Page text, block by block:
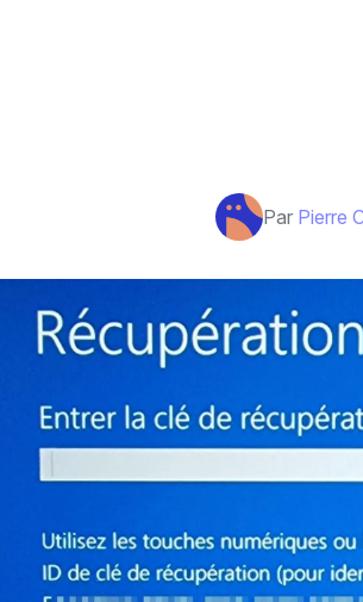
Par Pierre